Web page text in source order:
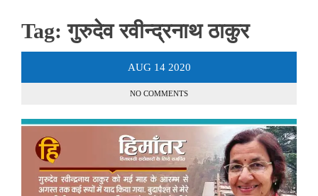
Tag:गुरुदेव रवीन्द्रनाथ ठाकुर
AUG 14 2020
NO COMMENTS